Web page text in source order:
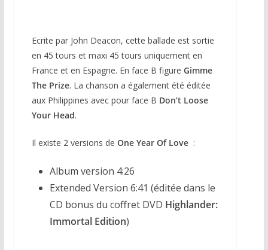
Ecrite par John Deacon, cette ballade est sortie
en 45 tours et maxi 45 tours uniquement en
France et en Espagne. En face B figure Gimme
The Prize. La chanson a également été éditée
aux Philippines avec pour face B Don’t Loose
Your Head.
Il existe 2 versions de One Year Of Love:
Album version 4:26
Extended Version 6:41 (éditée dans le
CD bonus du coffret DVD Highlander:
Immortal Edition)